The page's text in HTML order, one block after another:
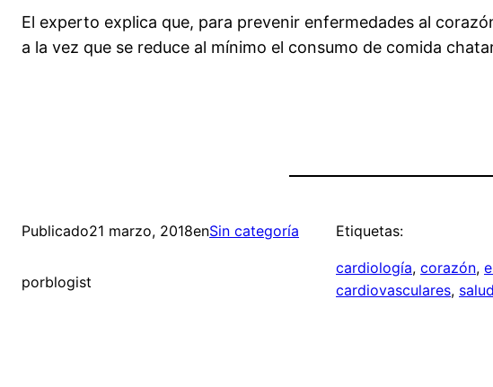
El experto explica que, para prevenir enfermedades al
a la vez que se reduce al mínimo el consumo de comida
Publicado21 marzo, 2018enSin categoría
porblogist
Etiquetas:
cardiología, corazón,
cardiovasculares, salud